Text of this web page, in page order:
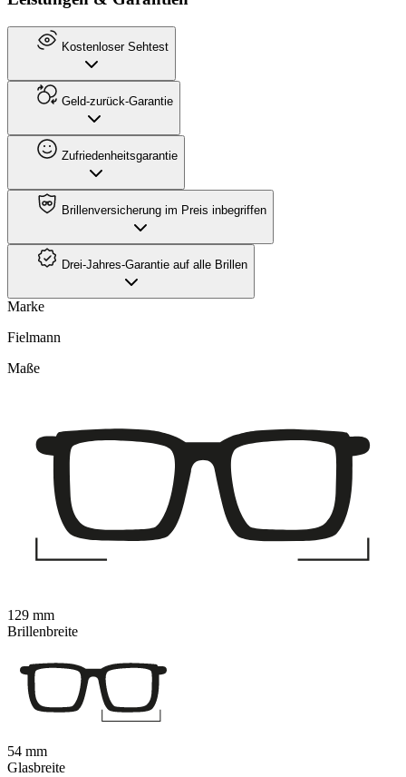
Kostenloser Sehtest
Geld-zurück-Garantie
Zufriedenheitsgarantie
Brillenversicherung im Preis inbegriffen
Drei-Jahres-Garantie auf alle Brillen
Marke
Fielmann
Maße
129 mm
Brillenbreite
54 mm
Glasbreite